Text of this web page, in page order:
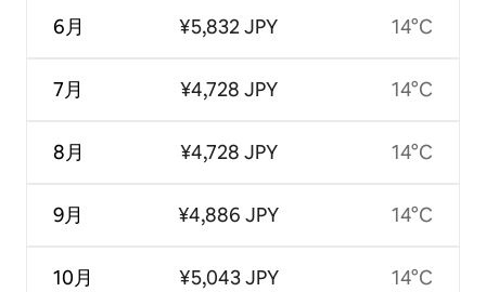
6月
7月
8月
9月
10月
¥5,832 JPY
¥4,728 JPY
¥4,728 JPY
¥4,886 JPY
¥5,043 JPY
14°C
14°C
14°C
14°C
14°C